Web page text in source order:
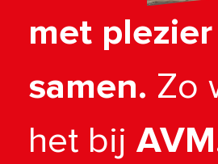
met plezier
samen. Zo
het bij